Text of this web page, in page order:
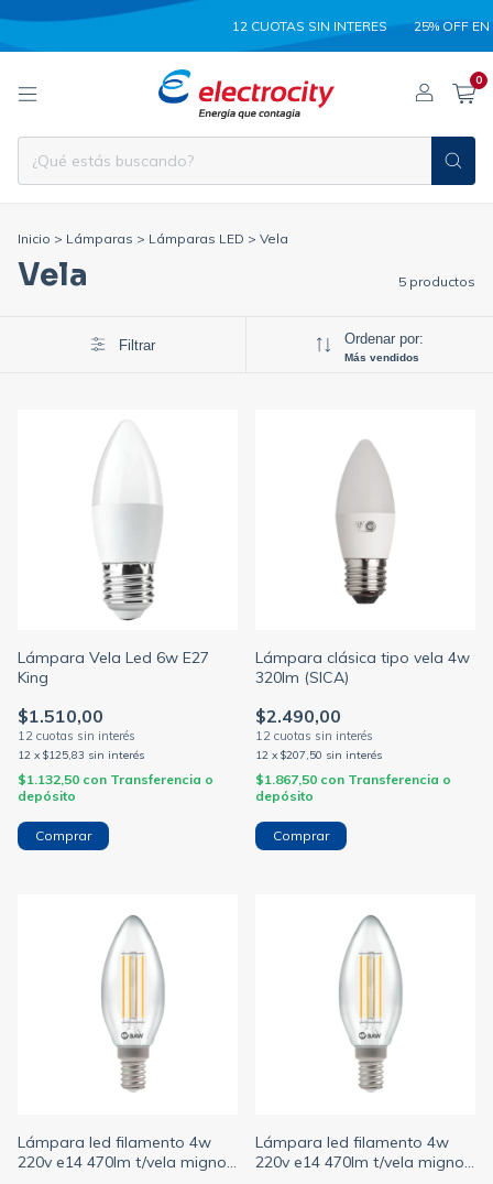
12 CUOTAS SIN INTERES 25% OFF EN
0
Inicio > Lámparas > Lámparas LED > Vela
Vela 5 productos
Filtrar Ordenar por:
Más vendidos
Lámpara Vela Led 6w E27
King
$1.510,00
12 x $125,83 sin interés
$1.132,50 con Transferencia o
depósito
Comprar
Lámpara clásica tipo vela 4w
320lm (SICA)
$2.490,00
12 x $207,50 sin interés
$1.867,50 con Transferencia o
depósito
Comprar
Lámpara led filamento 4w
220v e14 470lm t/vela mignon
Lámpara led filamento 4w
220v e14 470lm t/vela mignon